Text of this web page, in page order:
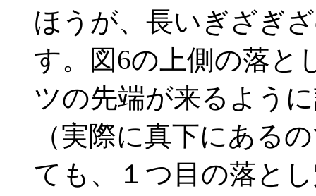
ほうが、長いぎざぎ
す。図6の上側の落と
ツの先端が来るよう
（実際に真下にある
ても、１つ目の落と